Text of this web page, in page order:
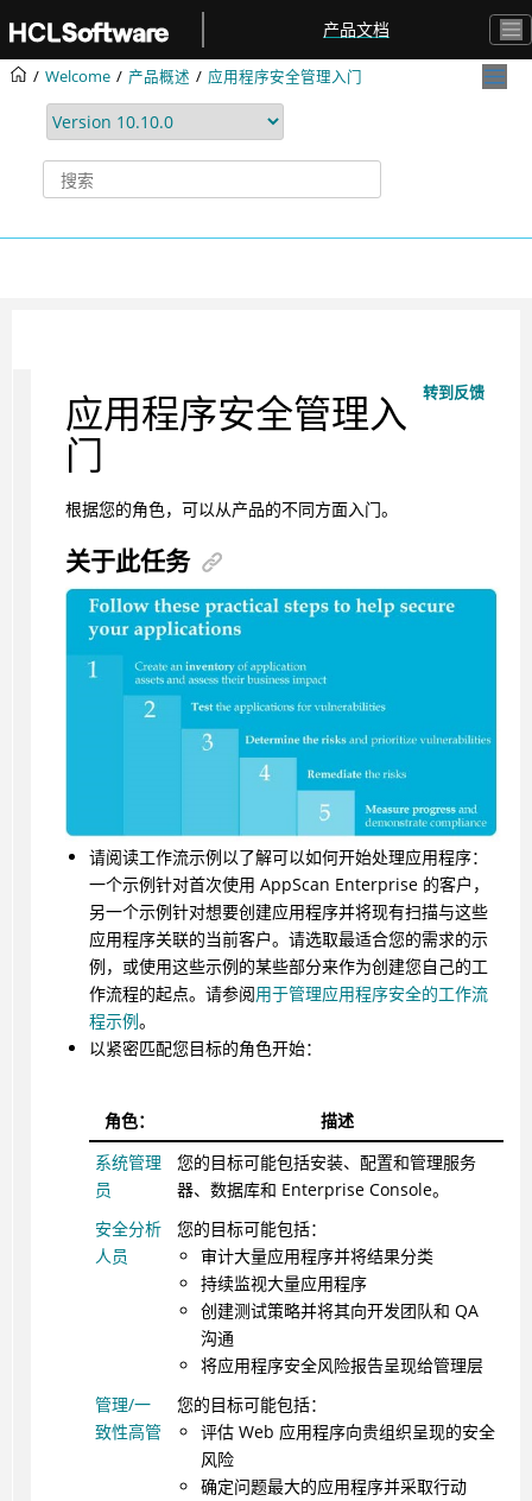
产品文档
Welcome 产品概述 应用程序安全管理入门
转到反馈
应用程序安全管理入
门
根据您的角色，可以从产品的不同方面入门。
关于此任务
请阅读工作流示例以了解可以如何开始处理应用程序：
一个示例针对首次使用 AppScan Enterprise 的客户，
另一个示例针对想要创建应用程序并将现有扫描与这些
应用程序关联的当前客户。请选取最适合您的需求的示
例，或使用这些示例的某些部分来作为创建您自己的工
作流程的起点。请参阅用于管理应用程序安全的工作流
程示例。
以紧密匹配您目标的角色开始：
角色：
描述
系统管理
员
您的目标可能包括安装、配置和管理服务
器、数据库和 Enterprise Console。
安全分析
人员
您的目标可能包括：
审计大量应用程序并将结果分类
持续监视大量应用程序
创建测试策略并将其向开发团队和 QA
沟通
将应用程序安全风险报告呈现给管理层
管理/一
致性高管
您的目标可能包括：
评估 Web 应用程序向贵组织呈现的安全
风险
确定问题最大的应用程序并采取行动